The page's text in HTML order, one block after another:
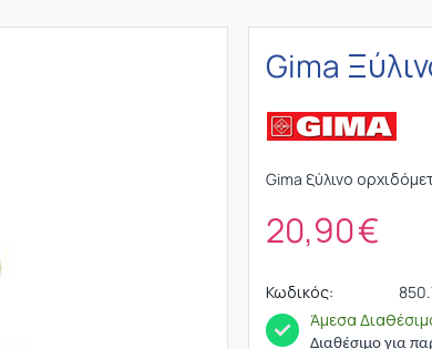
Gima
Gima ξύλινο
20,90€
Κωδικός:
Άμεσα
Διαθέσιμο για